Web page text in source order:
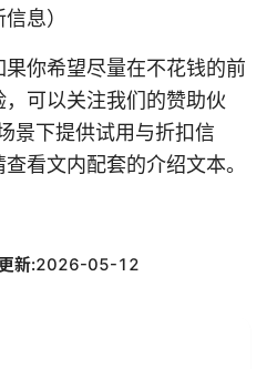
息）
你希望尽量在不花钱的前
可以关注我们的赞助伙
景下提供试用与折扣信
看文内配套的介绍文本。
新:2026-05-12